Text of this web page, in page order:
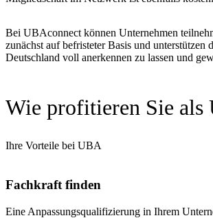
Bei UBAconnect können Unternehmen
zunächst auf befristeter Basis und
Deutschland voll anerkennen zu lassen und
Wie profitieren Sie als
Ihre Vorteile bei UBA
Fachkraft finden
Eine Anpassungsqualifizierung in Ihrem